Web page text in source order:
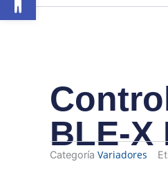
BLE-X
Categoría Variadores